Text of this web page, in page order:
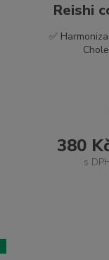
Reishi
✅
380
s